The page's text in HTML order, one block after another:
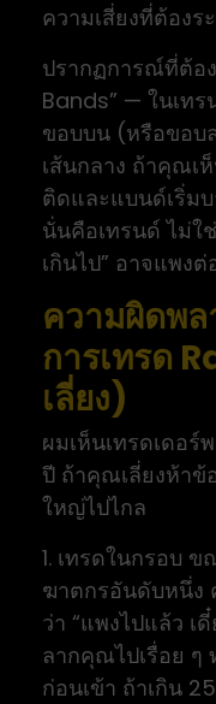
ความเสี่ยงที่ต้องร
ปรากฏการณ์ที่ต้อ
Bands” — ในเทร
ขอบบน (หรือขอบ
เส้นกลาง ถ้าคุณเ
ติดและแบนด์เริ่ม
นั่นคือเทรนด์ ไม่ใ
เกินไป” อาจแพง
ความผิดพ
การเทรด
เลี่ยง)
ผมเห็นเทรดเดอร์
ปี ถ้าคุณเลี่ยงห้า
ใหญ่ไปไกล
1. เทรดในกรอบ
ฆาตกรอันดับหนึ่ง
ว่า “แพงไปแล้ว เ
ลากคุณไปเรื่อย ๆ
ก่อนเข้า ถ้าเกิน